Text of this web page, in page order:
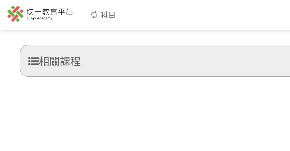
科目
相關課程